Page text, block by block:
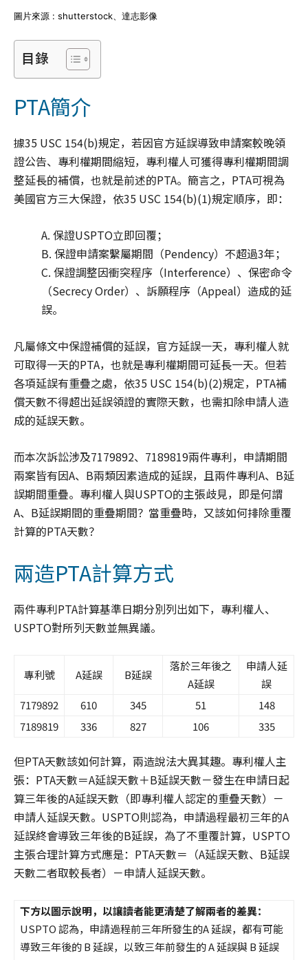
圖片來源 : shutterstock、達志影像
目錄
PTA簡介
據35 USC 154(b)規定，若因官方延誤導致申請案較晚領
證公告、專利權期間縮短，專利權人可獲得專利權期間調
整延長的補償，也就是前述的PTA。簡言之，PTA可視為
美國官方三大保證，依35 USC 154(b)(1)規定順序，即：
A. 保證USPTO立即回覆；
B. 保證申請案繫屬期間（Pendency）不超過3年；
C. 保證調整因衝突程序（Interference）、保密命令
（Secrecy Order）、訴願程序（Appeal）造成的延
誤。
凡屬條文中保證補償的延誤，官方延誤一天，專利權人就
可取得一天的PTA，也就是專利權期間可延長一天。但若
各項延誤有重疊之處，依35 USC 154(b)(2)規定，PTA補
償天數不得超出延誤領證的實際天數，也需扣除申請人造
成的延誤天數。
而本次訴訟涉及7179892、7189819兩件專利，申請期間
兩案皆有因A、B兩類因素造成的延誤，且兩件專利A、B延
誤期間重疊。專利權人與USPTO的主張歧見，即是何謂
A、B延誤期間的重疊期間？當重疊時，又該如何排除重覆
計算的PTA天數？
兩造PTA計算方式
兩件專利PTA計算基準日期分別列出如下，專利權人、
USPTO對所列天數並無異議。
專利號 A延誤 B延誤
落於三年後之
A延誤
申請人延
誤
7179892
610 345 51
148
7189819
336 827 106 335
但PTA天數該如何計算，兩造說法大異其趣。專利權人主
張：PTA天數＝A延誤天數＋B延誤天數－發生在申請日起
算三年後的A延誤天數（即專利權人認定的重疊天數）－
申請人延誤天數。USPTO則認為，申請過程最初三年的A
延誤終會導致三年後的B延誤，為了不重覆計算，USPTO
主張合理計算方式應是：PTA天數＝（A延誤天數、B延誤
天數二者取較長者）－申請人延誤天數。
下方以圖示說明，以讓讀者能更清楚了解兩者的差異：
USPTO 認為，申請過程前三年所發生的A 延誤，都有可能
導致三年後的 B 延誤，以致三年前發生的 A 延誤與 B 延誤